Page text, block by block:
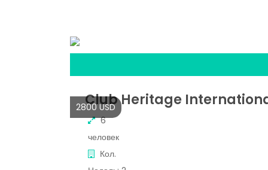
Club Heritage
6
человек
Кол.
2800 USD